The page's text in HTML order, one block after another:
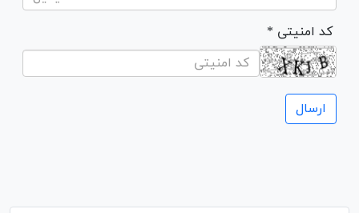
* کد امنیتی